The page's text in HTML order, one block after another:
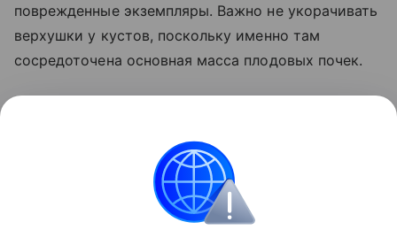
поврежденные экземпляры. Важно не укорачивать
верхушки у кустов, поскольку именно там
сосредоточена основная масса плодовых почек.
кустам силы восстановиться и уйти в зиму